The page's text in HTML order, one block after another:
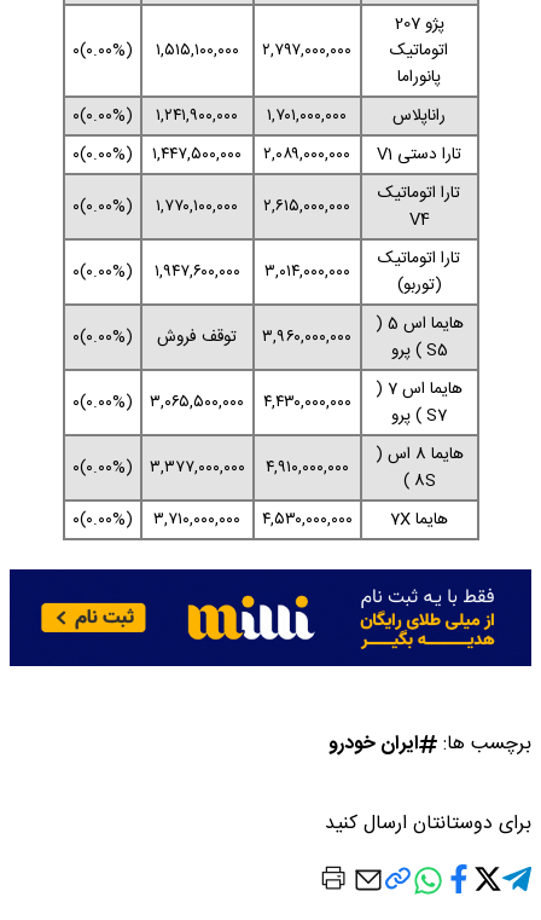
پژو 207
اتوماتیک
پانوراما
۲,۷۹۷,۰۰۰,۰۰۰ ۱,۵۱۵,۱۰۰,۰۰۰ (۰.۰۰%)۰
راناپلاس ۱,۷۰۱,۰۰۰,۰۰۰ ۱,۲۴۱,۹۰۰,۰۰۰
(۰.۰۰%)۰
تارا دستی V1
۲,۰۸۹,۰۰۰,۰۰۰ ۱,۴۴۷,۵۰۰,۰۰۰
(۰.۰۰%)۰
تارا اتوماتیک
V4
۲,۶۱۵,۰۰۰,۰۰۰ ۱,۷۷۰,۱۰۰,۰۰۰
(۰.۰۰%)۰
تارا اتوماتیک
(توربو)
۳,۰۱۴,۰۰۰,۰۰۰ ۱,۹۴۷,۶۰۰,۰۰۰
(۰.۰۰%)۰
هایما اس 5 (
S5 ) پرو
۳,۹۶۰,۰۰۰,۰۰۰ توقف فروش
(۰.۰۰%)۰
هایما اس 7 (
S7 ) پرو
۴,۴۳۰,۰۰۰,۰۰۰ ۳,۰۶۵,۵۰۰,۰۰۰
(۰.۰۰%)۰
هایما 8 اس (
8S )
۴,۹۱۰,۰۰۰,۰۰۰ ۳,۳۷۷,۰۰۰,۰۰۰
(۰.۰۰%)۰
هایما 7X
۴,۵۳۰,۰۰۰,۰۰۰ ۳,۷۱۰,۰۰۰,۰۰۰ (۰.۰۰%)۰
برچسب ها: ایران خودرو
برای دوستانتان ارسال کنید